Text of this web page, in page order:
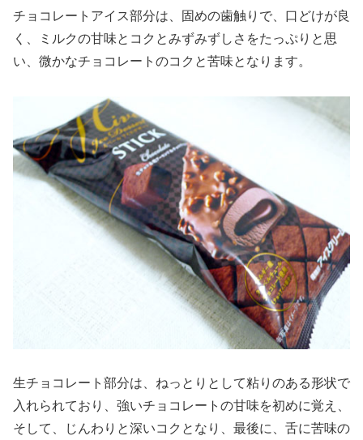
チョコレートアイス部分は、固めの歯触りで、口どけが良
く、ミルクの甘味とコクとみずみずしさをたっぷりと思
い、微かなチョコレートのコクと苦味となります。
生チョコレート部分は、ねっとりとして粘りのある形状で
入れられており、強いチョコレートの甘味を初めに覚え、
そして、じんわりと深いコクとなり、最後に、舌に苦味の